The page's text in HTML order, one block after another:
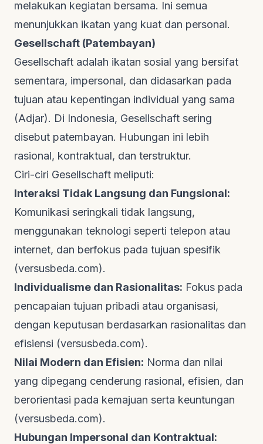
melakukan kegiatan bersama. Ini semua
menunjukkan ikatan yang kuat dan personal.
Gesellschaft (Patembayan)
Gesellschaft adalah ikatan sosial yang bersifat
sementara, impersonal, dan didasarkan pada
tujuan atau kepentingan individual yang sama
(Adjar). Di Indonesia, Gesellschaft sering
disebut patembayan. Hubungan ini lebih
rasional, kontraktual, dan terstruktur.
Ciri-ciri Gesellschaft meliputi:
Interaksi Tidak Langsung dan Fungsional:
Komunikasi seringkali tidak langsung,
menggunakan teknologi seperti telepon atau
internet, dan berfokus pada tujuan spesifik
(versusbeda.com).
Individualisme dan Rasionalitas: Fokus pada
pencapaian tujuan pribadi atau organisasi,
dengan keputusan berdasarkan rasionalitas dan
efisiensi (versusbeda.com).
Nilai Modern dan Efisien: Norma dan nilai
yang dipegang cenderung rasional, efisien, dan
berorientasi pada kemajuan serta keuntungan
(versusbeda.com).
Hubungan Impersonal dan Kontraktual: